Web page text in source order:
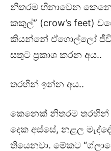
නිතරම හිනාවෙන
කකුල්” (crow’s feet)
කියන්නේ ඒගොල්ලෝ
සතුට ප්‍රකාශ කරන අය..
තරහින් ඉන්න අය..
කෙනෙක් නිතරම තරහින්
දෙක අස්සේ, නළල
තියෙනවා. මේකට